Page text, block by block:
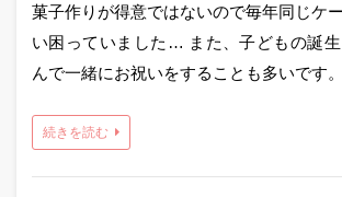
菓子作りが得意ではないので毎年同じケ
い困っていました… また、子どもの誕
んで一緒にお祝いをすることも多いです。
続きを読む